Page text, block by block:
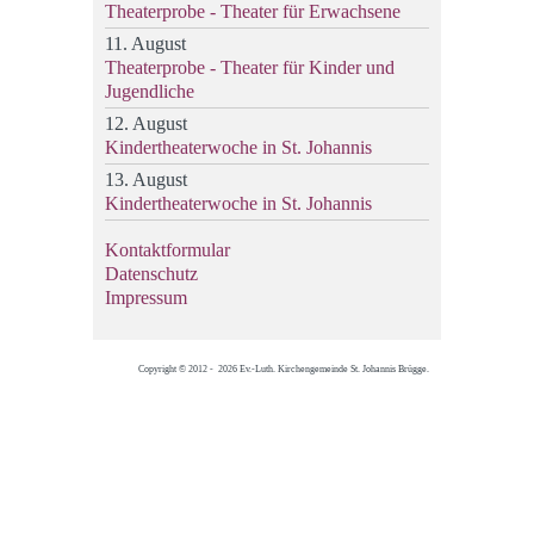
Theaterprobe - Theater für Erwachsene
11. August
Theaterprobe - Theater für Kinder und
Jugendliche
12. August
Kindertheaterwoche in St. Johannis
13. August
Kindertheaterwoche in St. Johannis
Kontaktformular
Datenschutz
Impressum
Copyright © 2012 - 2026 Ev.-Luth. Kirchengemeinde St. Johannis Brügge.